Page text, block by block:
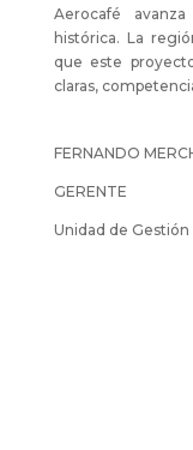
Aerocafé
histórica. La
que este
claras,
FERNANDO
GERENTE
Unidad de